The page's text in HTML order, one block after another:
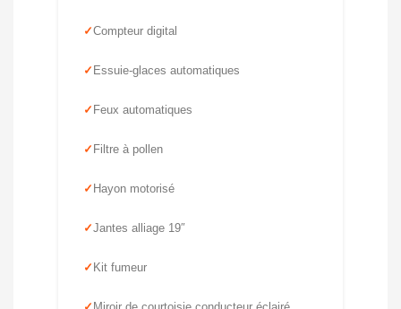
Compteur digital
Essuie-glaces automatiques
Feux automatiques
Filtre à pollen
Hayon motorisé
Jantes alliage 19″
Kit fumeur